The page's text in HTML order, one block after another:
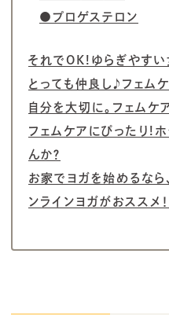
●プロゲステロン
それでOK!ゆらぎやすい
とっても仲良し♪フェム
自分を大切に。フェムケ
フェムケアにぴったり!
んか？
お家でヨガを始めるなら
ンラインヨガがおススメ！